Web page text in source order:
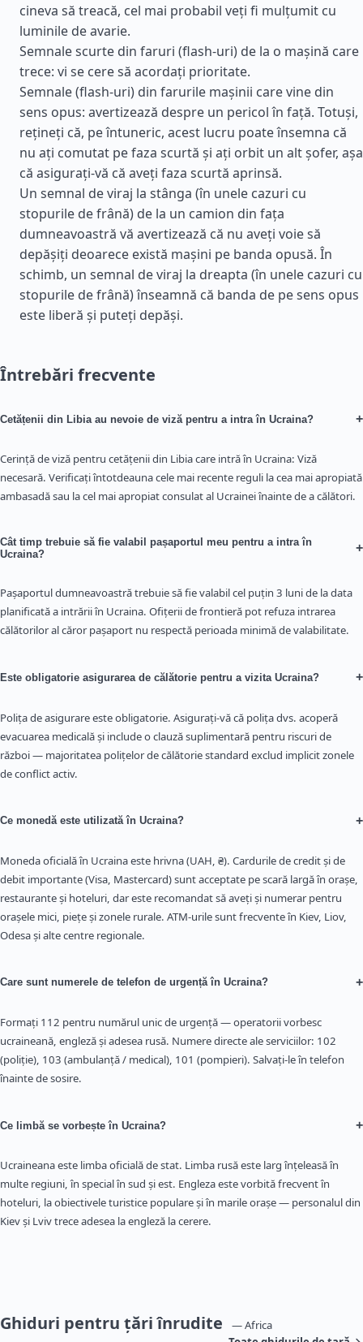
cineva să treacă, cel mai probabil veți fi mulțumit cu
luminile de avarie.
Semnale scurte din faruri (flash-uri) de la o mașină care
trece: vi se cere să acordați prioritate.
Semnale (flash-uri) din farurile mașinii care vine din
sens opus: avertizează despre un pericol în față. Totuși,
rețineți că, pe întuneric, acest lucru poate însemna că
nu ați comutat pe faza scurtă și ați orbit un alt șofer, așa
că asigurați-vă că aveți faza scurtă aprinsă.
Un semnal de viraj la stânga (în unele cazuri cu
stopurile de frână) de la un camion din fața
dumneavoastră vă avertizează că nu aveți voie să
depășiți deoarece există mașini pe banda opusă. În
schimb, un semnal de viraj la dreapta (în unele cazuri cu
stopurile de frână) înseamnă că banda de pe sens opus
este liberă și puteți depăși.
Întrebări frecvente
Cetățenii din Libia au nevoie de viză pentru a intra în Ucraina? +
Cerință de viză pentru cetățenii din Libia care intră în Ucraina: Viză
necesară. Verificați întotdeauna cele mai recente reguli la cea mai apropiată
ambasadă sau la cel mai apropiat consulat al Ucrainei înainte de a călători.
Cât timp trebuie să fie valabil pașaportul meu pentru a intra în
Ucraina?
+
Pașaportul dumneavoastră trebuie să fie valabil cel puțin 3 luni de la data
planificată a intrării în Ucraina. Ofițerii de frontieră pot refuza intrarea
călătorilor al căror pașaport nu respectă perioada minimă de valabilitate.
Este obligatorie asigurarea de călătorie pentru a vizita Ucraina? +
Polița de asigurare este obligatorie. Asigurați-vă că polița dvs. acoperă
evacuarea medicală și include o clauză suplimentară pentru riscuri de
război — majoritatea polițelor de călătorie standard exclud implicit zonele
de conflict activ.
Ce monedă este utilizată în Ucraina? +
Moneda oficială în Ucraina este hrivna (UAH, ₴). Cardurile de credit și de
debit importante (Visa, Mastercard) sunt acceptate pe scară largă în orașe,
restaurante și hoteluri, dar este recomandat să aveți și numerar pentru
orașele mici, piețe și zonele rurale. ATM-urile sunt frecvente în Kiev, Liov,
Odesa și alte centre regionale.
Care sunt numerele de telefon de urgență în Ucraina? +
Formați 112 pentru numărul unic de urgență — operatorii vorbesc
ucraineană, engleză și adesea rusă. Numere directe ale serviciilor: 102
(poliție), 103 (ambulanță / medical), 101 (pompieri). Salvați-le în telefon
înainte de sosire.
Ce limbă se vorbește în Ucraina? +
Ucraineana este limba oficială de stat. Limba rusă este larg înțeleasă în
multe regiuni, în special în sud și est. Engleza este vorbită frecvent în
hoteluri, la obiectivele turistice populare și în marile orașe — personalul din
Kiev și Lviv trece adesea la engleză la cerere.
Ghiduri pentru țări înrudite
— Africa